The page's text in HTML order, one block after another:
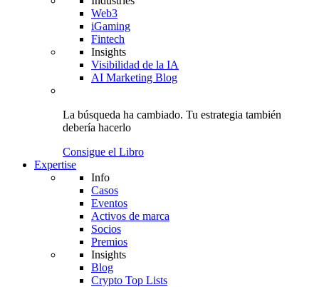
Web3
iGaming
Fintech
Insights
Visibilidad de la IA
AI Marketing Blog
La búsqueda ha cambiado. Tu estrategia también
debería hacerlo
Consigue el Libro
Expertise
Info
Casos
Eventos
Activos de marca
Socios
Premios
Insights
Blog
Crypto Top Lists